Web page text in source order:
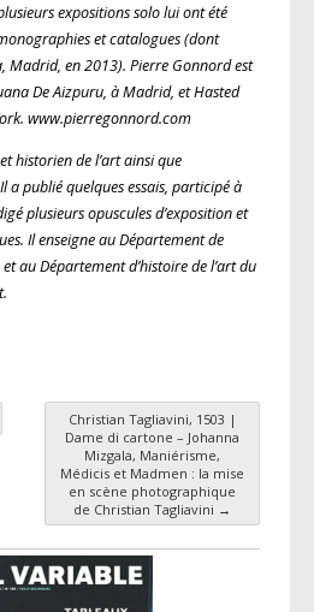
expositions solo lui ont été
et catalogues (dont
Madrid, en 2013). Pierre Gonnord est
De Aizpuru, à Madrid, et Hasted
www.pierregonnord.com
historien de l’art ainsi que
a publié quelques essais, participé à
plusieurs opuscules d’exposition et
Il enseigne au Département de
au Département d’histoire de l’art du
articles
Christian Tagliavini, 1503 |
Dame di cartone – Johanna
Mizgala, Maniérisme,
Médicis et Madmen : la mise
en scène photographique
de Christian Tagliavini →